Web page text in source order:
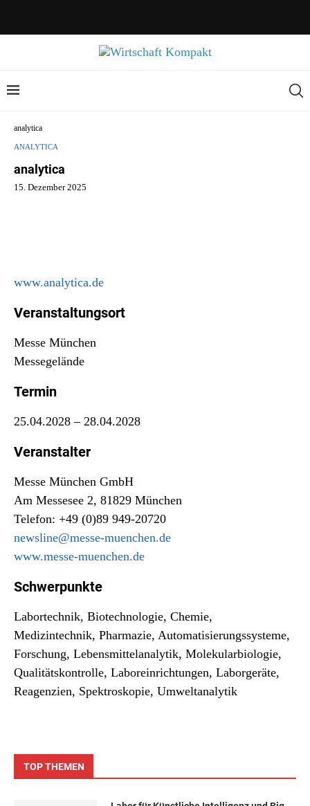
analytica
ANALYTICA
analytica
15. Dezember 2025
www.analytica.de
Veranstaltungsort
Messe München
Messegelände
Termin
25.04.2028 – 28.04.2028
Veranstalter
Messe München GmbH
Am Messesee 2, 81829 München
Telefon: +49 (0)89 949-20720
newsline@messe-muenchen.de
www.messe-muenchen.de
Schwerpunkte
Labortechnik, Biotechnologie, Chemie,
Medizintechnik, Pharmazie, Automatisierungssysteme,
Forschung, Lebensmittelanalytik, Molekularbiologie,
Qualitätskontrolle, Laboreinrichtungen, Laborgeräte,
Reagenzien, Spektroskopie, Umweltanalytik
TOP THEMEN